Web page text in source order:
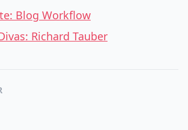
Blog Workflow
Richard Tauber